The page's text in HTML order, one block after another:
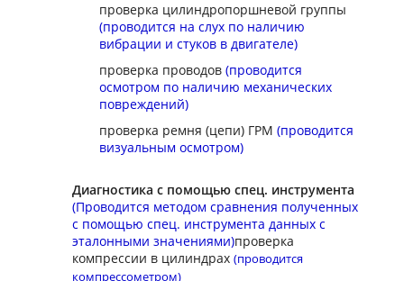
проверка цилиндропоршневой группы
(проводится на слух по наличию
вибрации и стуков в двигателе)
проверка проводов (проводится
осмотром по наличию механических
повреждений)
проверка ремня (цепи) ГРМ (проводится
визуальным осмотром)
Диагностика с помощью спец. инструмента
(Проводится методом сравнения полученных
с помощью спец. инструмента данных с
эталонными значениями)проверка
компрессии в цилиндрах (проводится
компрессометром)